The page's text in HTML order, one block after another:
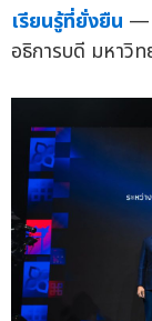
เรียนรู้ที่ยั่งยืน —
อธิการบดี มหาวิท